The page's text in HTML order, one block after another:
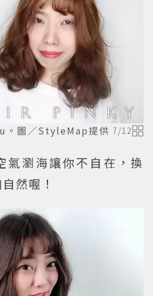
。圖／StyleMap提供 7/12
氣瀏海讓你不自在，換
然喔！